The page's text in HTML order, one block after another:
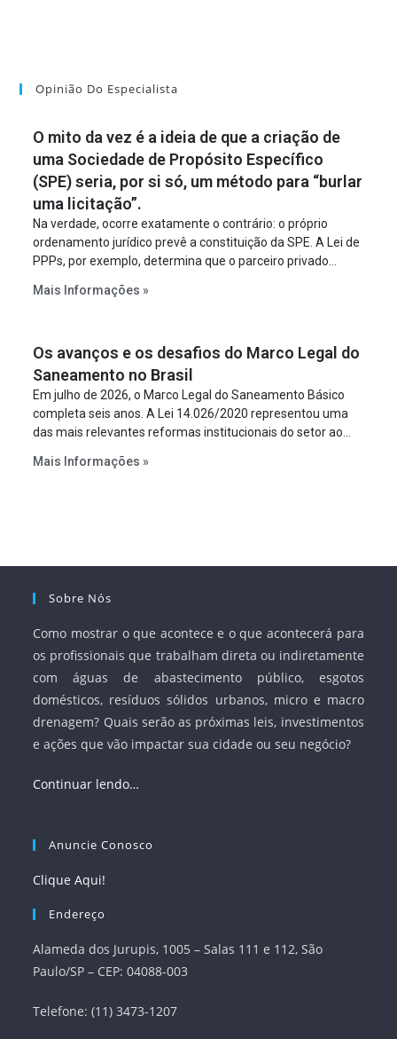
Opinião Do Especialista
O mito da vez é a ideia de que a criação de
uma Sociedade de Propósito Específico
(SPE) seria, por si só, um método para “burlar
uma licitação”.
Na verdade, ocorre exatamente o contrário: o próprio
ordenamento jurídico prevê a constituição da SPE. A Lei de
PPPs, por exemplo, determina que o parceiro privado
empreendimento. Ou seja, a suposta “fraude à licitação” é
projeto a projeto.
Mais Informações »
Os avanços e os desafios do Marco Legal do
Saneamento no Brasil
Em julho de 2026, o Marco Legal do Saneamento Básico
completa seis anos. A Lei 14.026/2020 representou uma
das mais relevantes reformas institucionais do setor ao
serviços, ampliar a participação da iniciativa privada,
Mais Informações »
Sobre Nós
Como mostrar o que acontece e o que acontecerá para
os profissionais que trabalham direta ou indiretamente
com águas de abastecimento público, esgotos
domésticos, resíduos sólidos urbanos, micro e macro
drenagem? Quais serão as próximas leis, investimentos
e ações que vão impactar sua cidade ou seu negócio?
Continuar lendo…
Anuncie Conosco
Clique Aqui!
Endereço
Alameda dos Jurupis, 1005 – Salas 111 e 112, São
Paulo/SP – CEP: 04088-003
Telefone: (11) 3473-1207